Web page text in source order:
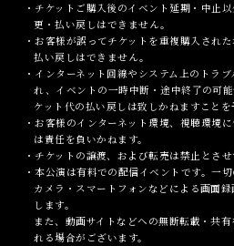
・チケットご購入後のイベント延期・中止
更・払い戻しはできません。
・お客様が誤ってチケットを重複購入され
払い戻しはできません。
・インターネット回線やシステム上のトラ
れ、イベントの一時中断・途中終了の可
ケット代の払い戻しは致しかねますことを
・お客様のインターネット環境、視聴環境
は責任を負いかねます。
・チケットの譲渡、および転売は禁止とさせ
・本公演は有料での配信イベントです。一
カメラ・スマートフォンなどによる画面
します。
また、動画サイトなどへの無断転載・共
れる場合がございます。